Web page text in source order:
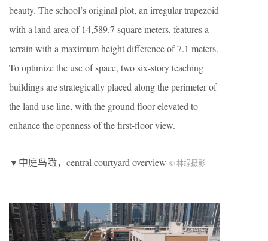
beauty. The school’s original plot, an irregular trapezoid
with a land area of 14,589.7 square meters, features a
terrain with a maximum height difference of 7.1 meters.
To optimize the use of space, two six-story teaching
buildings are strategically placed along the perimeter of
the land use line, with the ground floor elevated to
enhance the openness of the first-floor view.
▼中庭鸟瞰，central courtyard overview © 林绿摄影